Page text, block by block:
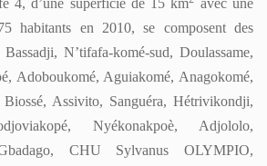
4, d’une superficie de 15 km
avec une
habitants en 2010, se composent des
N’tifafa-komé-sud, Doulassame,
Adoboukomé, Aguiakomé, Anagokomé,
Assivito, Sanguéra, Hétrivikondji,
Nyékonakpoè, Adjololo,
CHU Sylvanus OLYMPIO,